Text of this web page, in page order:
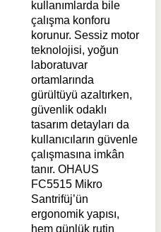
kullanımlarda bile
çalışma konforu
korunur. Sessiz motor
teknolojisi, yoğun
laboratuvar
ortamlarında
gürültüyü azaltırken,
güvenlik odaklı
tasarım detayları da
kullanıcıların güvenle
çalışmasına imkân
tanır. OHAUS
FC5515 Mikro
Santrifüj’ün
ergonomik yapısı,
hem günlük rutin